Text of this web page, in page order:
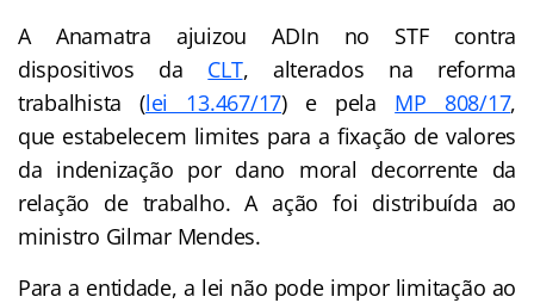
A Anamatra ajuizou ADIn no STF contra
dispositivos da CLT, alterados na reforma
trabalhista (lei 13.467/17) e pela MP 808/17,
que estabelecem limites para a fixação de valores
da indenização por dano moral decorrente da
relação de trabalho. A ação foi distribuída ao
ministro Gilmar Mendes.
Para a entidade, a lei não pode impor limitação ao